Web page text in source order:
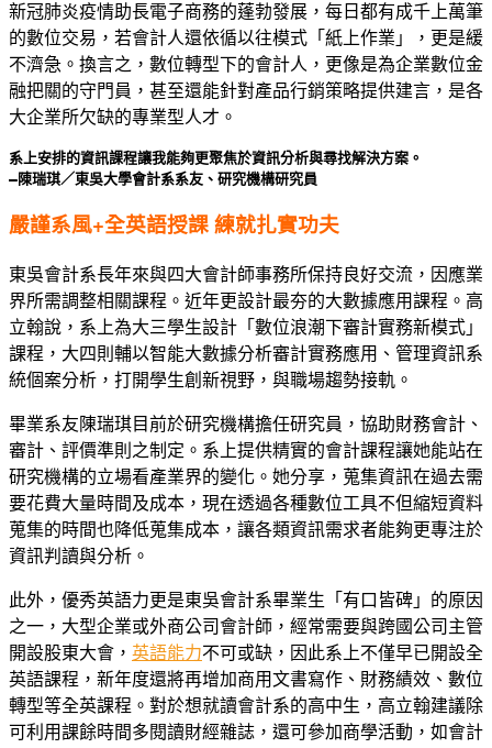
新冠肺炎疫情助長電子商務的蓬勃發展，每日都有成千上萬筆
的數位交易，若會計人還依循以往模式「紙上作業」，更是緩
不濟急。換言之，數位轉型下的會計人，更像是為企業數位金
融把關的守門員，甚至還能針對產品行銷策略提供建言，是各
大企業所欠缺的專業型人才。
系上安排的資訊課程讓我能夠更聚焦於資訊分析與尋找解決方案。
―陳瑞琪／東吳大學會計系系友、研究機構研究員
嚴謹系風+全英語授課 練就扎實功夫
東吳會計系長年來與四大會計師事務所保持良好交流，因應業
界所需調整相關課程。近年更設計最夯的大數據應用課程。高
立翰說，系上為大三學生設計「數位浪潮下審計實務新模式」
課程，大四則輔以智能大數據分析審計實務應用、管理資訊系
統個案分析，打開學生創新視野，與職場趨勢接軌。
畢業系友陳瑞琪目前於研究機構擔任研究員，協助財務會計、
審計、評價準則之制定。系上提供精實的會計課程讓她能站在
研究機構的立場看產業界的變化。她分享，蒐集資訊在過去需
要花費大量時間及成本，現在透過各種數位工具不但縮短資料
蒐集的時間也降低蒐集成本，讓各類資訊需求者能夠更專注於
資訊判讀與分析。
此外，優秀英語力更是東吳會計系畢業生「有口皆碑」的原因
之一，大型企業或外商公司會計師，經常需要與跨國公司主管
開設股東大會， 英語能力不可或缺，因此系上不僅早已開設全
英語課程，新年度還將再增加商用文書寫作、財務績效、數位
轉型等全英課程。對於想就讀會計系的高中生，高立翰建議除
可利用課餘時間多閱讀財經雜誌，還可參加商學活動，如會計